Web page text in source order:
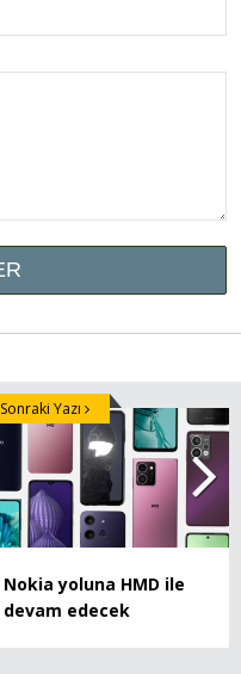
Nokia yoluna HMD ile
devam edecek
Sonraki Yazı